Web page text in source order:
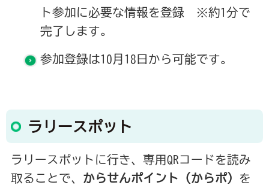
ト参加に必要な情報を登録 ※約1分で
完了します。
参加登録は10月18日から可能です。
ラリースポット
ラリースポットに行き、専用QRコードを読み
取ることで、 からせんポイント（からポ）
を